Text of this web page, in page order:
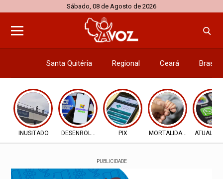
Sábado, 08 de Agosto de 2026
Santa Quitéria Regional Ceará Brasil
INUSITADO DESENROLA 2.0 PIX MORTALIDADE INFANTIL
PUBLICIDADE